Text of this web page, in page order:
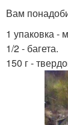
Вам
1 упаковка -
1/2 - багета.
150 г -